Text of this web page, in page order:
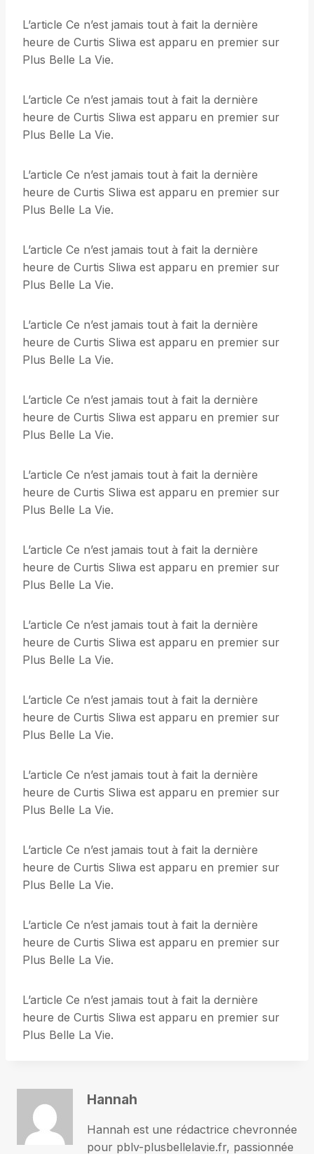
L’article Ce n’est jamais tout à fait la dernière
heure de Curtis Sliwa est apparu en premier sur
Plus Belle La Vie.
L’article Ce n’est jamais tout à fait la dernière
heure de Curtis Sliwa est apparu en premier sur
Plus Belle La Vie.
L’article Ce n’est jamais tout à fait la dernière
heure de Curtis Sliwa est apparu en premier sur
Plus Belle La Vie.
L’article Ce n’est jamais tout à fait la dernière
heure de Curtis Sliwa est apparu en premier sur
Plus Belle La Vie.
L’article Ce n’est jamais tout à fait la dernière
heure de Curtis Sliwa est apparu en premier sur
Plus Belle La Vie.
L’article Ce n’est jamais tout à fait la dernière
heure de Curtis Sliwa est apparu en premier sur
Plus Belle La Vie.
L’article Ce n’est jamais tout à fait la dernière
heure de Curtis Sliwa est apparu en premier sur
Plus Belle La Vie.
L’article Ce n’est jamais tout à fait la dernière
heure de Curtis Sliwa est apparu en premier sur
Plus Belle La Vie.
L’article Ce n’est jamais tout à fait la dernière
heure de Curtis Sliwa est apparu en premier sur
Plus Belle La Vie.
L’article Ce n’est jamais tout à fait la dernière
heure de Curtis Sliwa est apparu en premier sur
Plus Belle La Vie.
L’article Ce n’est jamais tout à fait la dernière
heure de Curtis Sliwa est apparu en premier sur
Plus Belle La Vie.
L’article Ce n’est jamais tout à fait la dernière
heure de Curtis Sliwa est apparu en premier sur
Plus Belle La Vie.
L’article Ce n’est jamais tout à fait la dernière
heure de Curtis Sliwa est apparu en premier sur
Plus Belle La Vie.
L’article Ce n’est jamais tout à fait la dernière
heure de Curtis Sliwa est apparu en premier sur
Plus Belle La Vie.
Hannah
Hannah est une rédactrice chevronnée
pour pblv-plusbellelavie.fr, passionnée